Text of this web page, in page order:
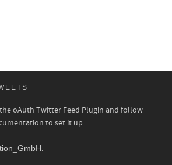
oAuth Twitter Feed Plugin and follow
to set it up.
.